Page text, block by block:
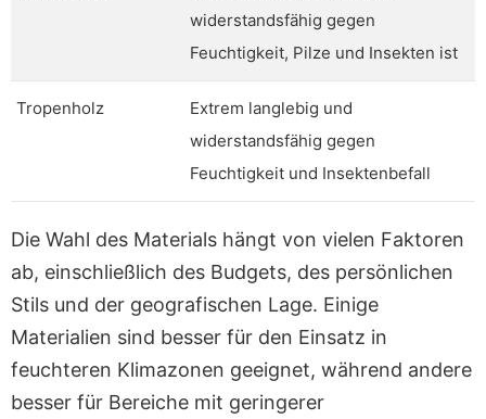
widerstandsfähig gegen
Feuchtigkeit, Pilze und Insekten ist
Tropenholz
Extrem langlebig und
widerstandsfähig gegen
Feuchtigkeit und Insektenbefall
Die Wahl des Materials hängt von vielen Faktoren
ab, einschließlich des Budgets, des persönlichen
Stils und der geografischen Lage. Einige
Materialien sind besser für den Einsatz in
feuchteren Klimazonen geeignet, während andere
besser für Bereiche mit geringerer